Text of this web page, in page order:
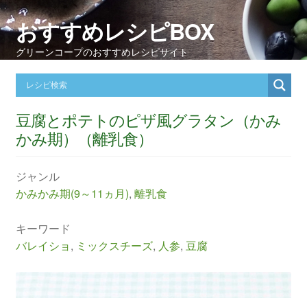
おすすめレシピBOX
グリーンコープのおすすめレシピサイト
豆腐とポテトのピザ風グラタン（かみ
かみ期）（離乳食）
ジャンル
かみかみ期(9～11ヵ月), 離乳食
キーワード
バレイショ, ミックスチーズ, 人参, 豆腐